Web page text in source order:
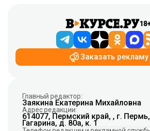
Заказать рекламу
Главный редактор:
Заякина Екатерина Михайловна
Адрес редакции:
614077, Пермский край, , г.
Гагарина, д. 80а, к. 1